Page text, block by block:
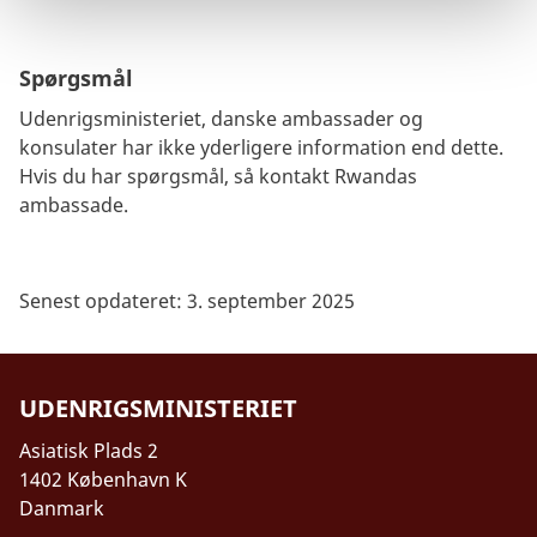
Spørgsmål
Udenrigsministeriet, danske ambassader og
konsulater har ikke yderligere information end dette.
Hvis du har spørgsmål, så kontakt Rwandas
ambassade.
Senest opdateret: 3. september 2025
UDENRIGSMINISTERIET
Asiatisk Plads 2
1402 København K
Danmark